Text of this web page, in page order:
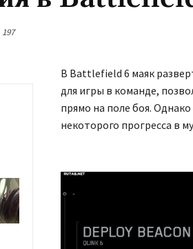
197
В Battlefield 6 маяк
для игры в команде,
прямо на поле боя.
некоторого прогресса в